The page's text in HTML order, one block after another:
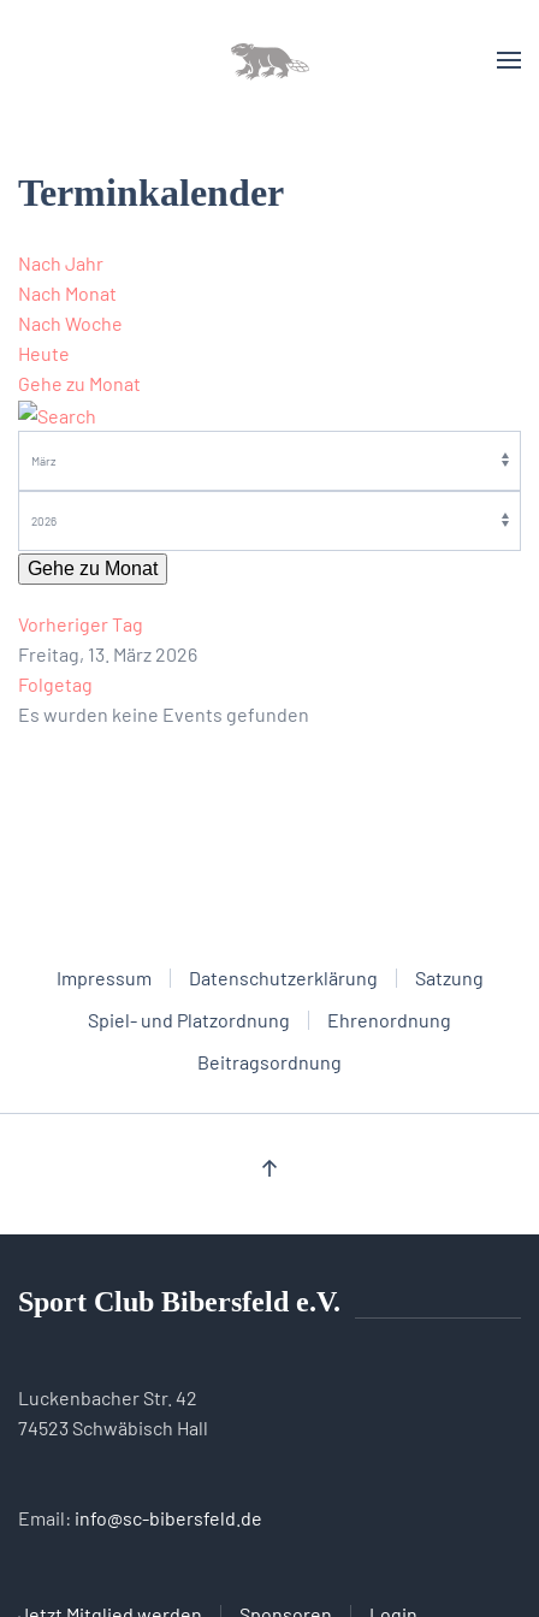
Terminkalender
Nach Jahr
Nach Monat
Nach Woche
Heute
Gehe zu Monat
Gehe zu Monat
Vorheriger Tag
Freitag, 13. März 2026
Folgetag
Es wurden keine Events gefunden
Impressum Datenschutzerklärung
Satzung
Spiel- und Platzordnung
Ehrenordnung
Beitragsordnung
Sport Club Bibersfeld e.V.
Luckenbacher Str. 42
74523 Schwäbisch Hall
Email: info@sc-bibersfeld.de